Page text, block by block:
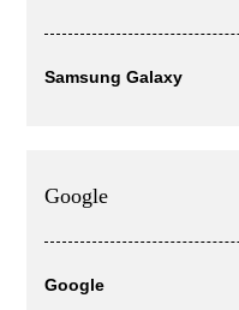
Samsung Galaxy
Google
Google